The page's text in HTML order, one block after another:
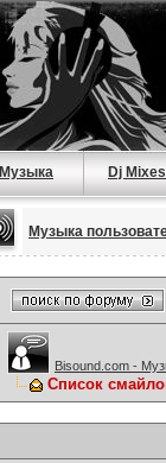
Музыка Dj Mixes
Музыка
Bisound.com -
Список